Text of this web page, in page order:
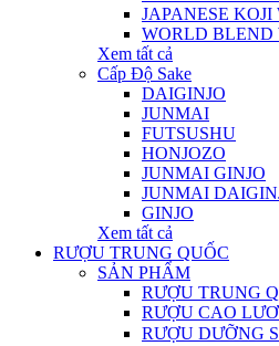
JAPANESE
WORLD BLEND
Xem tất cả
Cấp Độ Sake
DAIGINJO
JUNMAI
FUTSUSHU
HONJOZO
JUNMAI GINJO
JUNMAI
GINJO
Xem tất cả
RƯỢU TRUNG QUỐC
SẢN PHẨM
RƯỢU TRUNG
RƯỢU CAO
RƯỢU DƯỠNG